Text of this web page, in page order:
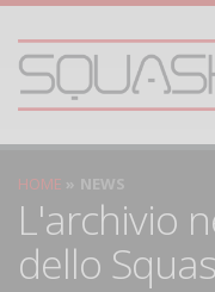
HOME NEWS
L'archivio
dello